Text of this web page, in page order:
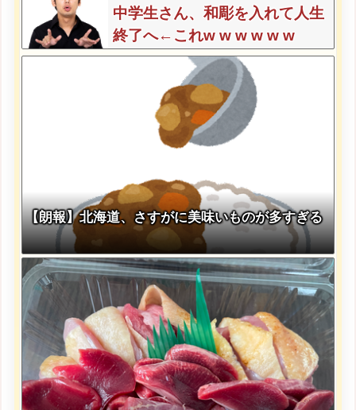
中学生さん、和彫を入れて人生
終了へ←これw w w w w w
【朗報】北海道、さすがに美味いものが多すぎる